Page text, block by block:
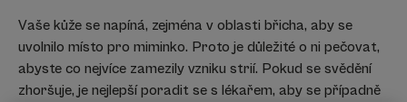
Vaše kůže se napíná, zejména v oblasti břicha, aby se
uvolnilo místo pro miminko. Proto je důležité o ni pečovat,
abyste co nejvíce zamezily vzniku strií. Pokud se svědění
zhoršuje, je nejlepší poradit se s lékařem, aby se případně